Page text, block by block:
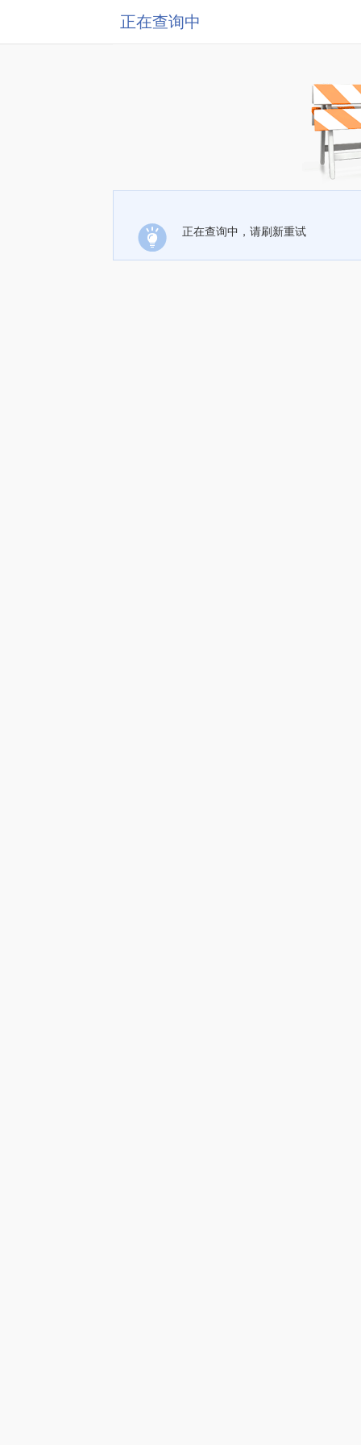
正在查询中
正在查询中，请刷新重试